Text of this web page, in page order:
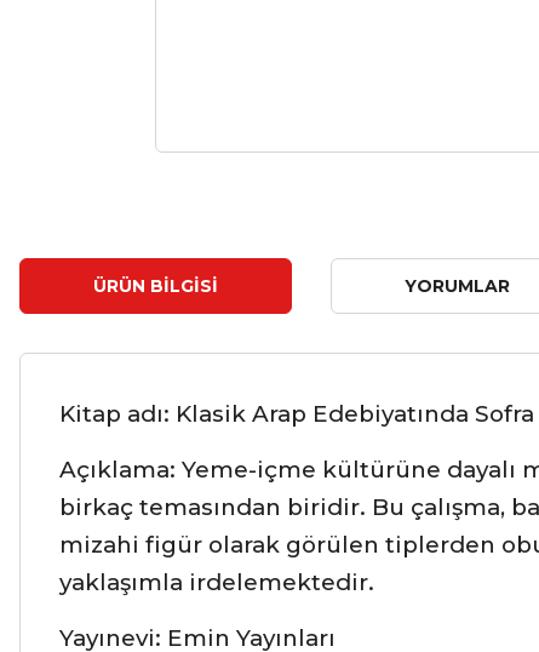
ÜRÜN BILGISI YORUMLAR
Kitap adı: Klasik Arap Edebiyatında
Açıklama: Yeme-içme kültürüne dayalı
birkaç temasından biridir. Bu çalışma,
mizahi figür olarak görülen tiplerden
yaklaşımla irdelemektedir.
Yayınevi: Emin Yayınları